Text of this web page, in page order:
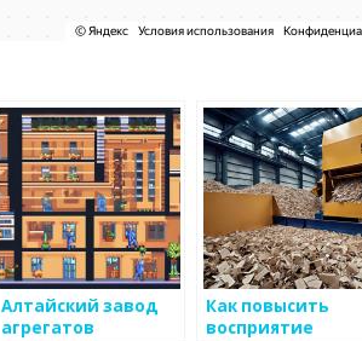
Алтайский завод
агрегатов
Как повысить
восприятие